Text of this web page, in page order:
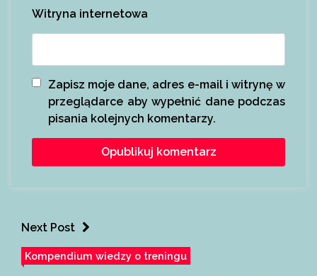
Witryna internetowa
Zapisz moje dane, adres e-mail i witrynę w
przeglądarce aby wypełnić dane podczas
pisania kolejnych komentarzy.
Next Post
Kompendium wiedzy o treningu